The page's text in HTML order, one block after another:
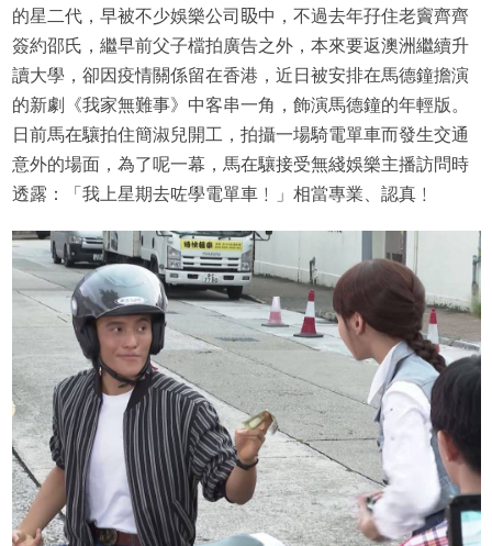
的星二代，早被不少娛樂公司𥄫中，不過去年孖住老竇齊齊
簽約邵氏，繼早前父子檔拍廣告之外，本來要返澳洲繼續升
讀大學，卻因疫情關係留在香港，近日被安排在馬德鐘擔演
的新劇《我家無難事》中客串一角，飾演馬德鐘的年輕版。
日前馬在驤拍住簡淑兒開工，拍攝一場騎電單車而發生交通
意外的場面，為了呢一幕，馬在驤接受無綫娛樂主播訪問時
透露：「我上星期去咗學電單車﹗」相當專業、認真﹗